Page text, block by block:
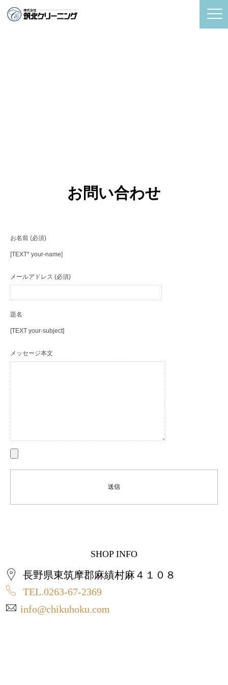
お問い合わせ
お名前 (必須)
[TEXT* your-name]
メールアドレス (必須)
題名
[TEXT your-subject]
メッセージ本文
SHOP INFO
長野県東筑摩郡麻績村麻４１０８
TEL.0263-67-2369
info@chikuhoku.com